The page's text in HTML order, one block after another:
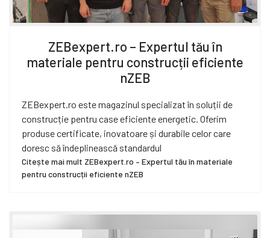
ZEBexpert.ro – Expertul tău în
materiale pentru construcții eficiente
nZEB
ZEBexpert.ro este magazinul specializat în soluții de
construcție pentru case eficiente energetic. Oferim
produse certificate, inovatoare și durabile celor care
doresc să îndeplinească standardul
Citește mai mult ZEBexpert.ro – Expertul tău în materiale
pentru construcții eficiente nZEB